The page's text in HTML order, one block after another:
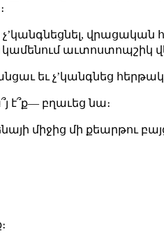
վրացական
աւտոստոպշիկ
եւ չʼկանգնեց
է՞ք— բղաւեց նա։
միջից մի քեարթու